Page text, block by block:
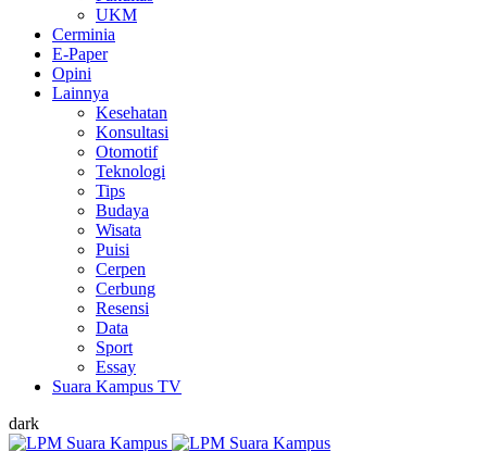
UKM
Cerminia
E-Paper
Opini
Lainnya
Kesehatan
Konsultasi
Otomotif
Teknologi
Tips
Budaya
Wisata
Puisi
Cerpen
Cerbung
Resensi
Data
Sport
Essay
Suara Kampus TV
dark